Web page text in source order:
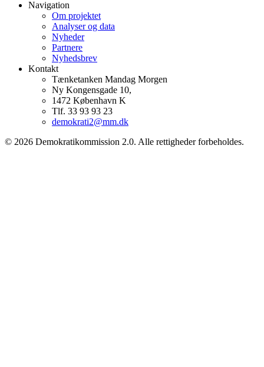
Navigation
Om projektet
Analyser og data
Nyheder
Partnere
Nyhedsbrev
Kontakt
Tænketanken Mandag Morgen
Ny Kongensgade 10,
1472 København K
Tlf. 33 93 93 23
demokrati2@mm.dk
© 2026 Demokratikommission 2.0. Alle rettigheder forbeholdes.